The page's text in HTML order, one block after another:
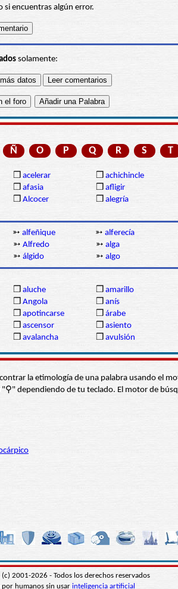
si encuentras algún error.
solamente:
Ñ O P Q R S T
❒ acelerar ❒ achichincle
❒ afasia ❒ afligir
❒ Alcocer ❒ alegría
➳ alfeñique ➳ alferecía
➳ Alfredo ➳ alga
➳ álgido ➳ algo
❒ aluche ❒ amarillo
❒ Angola ❒ anís
❒ apotincarse ❒ árabe
❒ ascensor ❒ asiento
❒ avalancha ❒ avulsión
la etimología de una palabra usando el
dependiendo de tu teclado. El motor de
2001-2026 - Todos los derechos reservados
por humanos sin usar inteligencia artificial